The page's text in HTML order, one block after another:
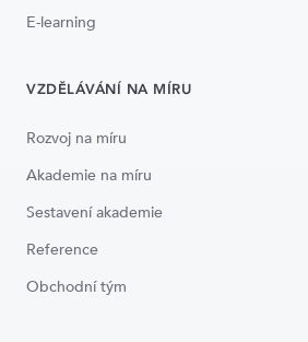
E-learning
VZDĚLÁVÁNÍ NA MÍRU
Rozvoj na míru
Akademie na míru
Sestavení akademie
Reference
Obchodní tým